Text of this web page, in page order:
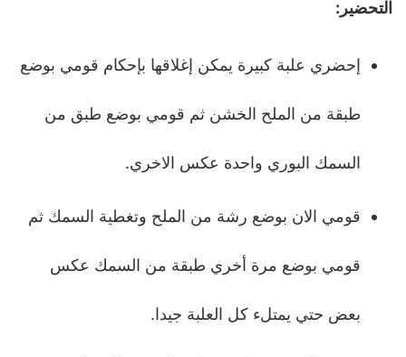
التحضير:
إحضري علبة كبيرة يمكن إغلاقها بإحكام قومي بوضع
طبقة من الملح الخشن ثم قومي بوضع طبق من
السمك البوري واحدة عكس الاخري.
قومي الان بوضع رشة من الملح وتغطية السمك ثم
قومي بوضع مرة أخري طبقة من السمك عكس
بعض حتي يمتلء كل العلبة جيدا.